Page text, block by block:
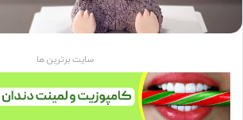
سایت برترین ها